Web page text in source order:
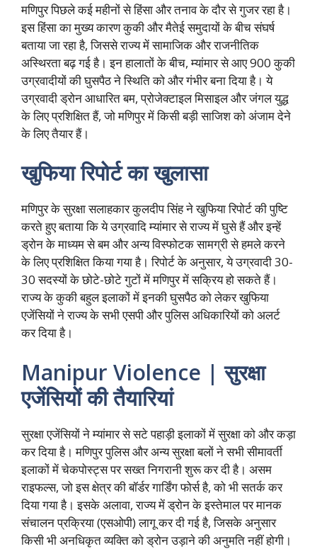
मणिपुर पिछले कई महीनों से हिंसा और तनाव के दौर से गुजर रहा है।
इस हिंसा का मुख्य कारण कुकी और मैतेई समुदायों के बीच संघर्ष
बताया जा रहा है, जिससे राज्य में सामाजिक और राजनीतिक
अस्थिरता बढ़ गई है। इन हालातों के बीच, म्यांमार से आए 900 कुकी
उग्रवादीयों की घुसपैठ ने स्थिति को और गंभीर बना दिया है। ये
उग्रवादी ड्रोन आधारित बम, प्रोजेक्टाइल मिसाइल और जंगल युद्ध
के लिए प्रशिक्षित हैं, जो मणिपुर में किसी बड़ी साजिश को अंजाम देने
के लिए तैयार हैं।
खुफिया रिपोर्ट का खुलासा
मणिपुर के सुरक्षा सलाहकार कुलदीप सिंह ने खुफिया रिपोर्ट की पुष्टि
करते हुए बताया कि ये उग्रवादि म्यांमार से राज्य में घुसे हैं और इन्हें
ड्रोन के माध्यम से बम और अन्य विस्फोटक सामग्री से हमले करने
के लिए प्रशिक्षित किया गया है। रिपोर्ट के अनुसार, ये उग्रवादी 30-
30 सदस्यों के छोटे-छोटे गुटों में मणिपुर में सक्रिय हो सकते हैं।
राज्य के कुकी बहुल इलाकों में इनकी घुसपैठ को लेकर खुफिया
एजेंसियों ने राज्य के सभी एसपी और पुलिस अधिकारियों को अलर्ट
कर दिया है।
Manipur Violence | सुरक्षा
एजेंसियों की तैयारियां
सुरक्षा एजेंसियों ने म्यांमार से सटे पहाड़ी इलाकों में सुरक्षा को और कड़ा
कर दिया है। मणिपुर पुलिस और अन्य सुरक्षा बलों ने सभी सीमावर्ती
इलाकों में चेकपोस्ट्स पर सख्त निगरानी शुरू कर दी है। असम
राइफल्स, जो इस क्षेत्र की बॉर्डर गार्डिंग फोर्स है, को भी सतर्क कर
दिया गया है। इसके अलावा, राज्य में ड्रोन के इस्तेमाल पर मानक
संचालन प्रक्रिया (एसओपी) लागू कर दी गई है, जिसके अनुसार
किसी भी अनधिकृत व्यक्ति को ड्रोन उड़ाने की अनुमति नहीं होगी।